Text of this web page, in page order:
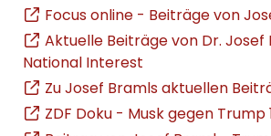
Focus online - Beiträge von
Aktuelle Beiträge von Dr.
National Interest
Zu Josef Bramls aktuellen
ZDF Doku - Musk gegen Trump